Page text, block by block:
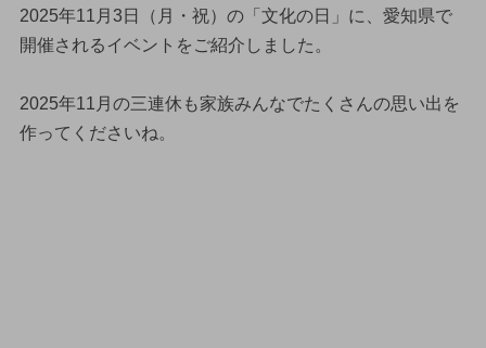
2025年11月3日（月・祝）の「文化の日」に、愛知県で
開催されるイベントをご紹介しました。
2025年11月の三連休も家族みんなでたくさんの思い出を
作ってくださいね。